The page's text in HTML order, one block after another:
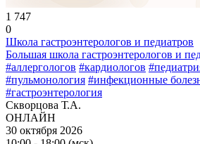
1 747
0
Школа гастроэнтерологов и педиатров
Большая школа гастроэнтерологов и
#аллергологов #кардиологов
#пульмонология #инфекционные
#гастроэнтерология
Скворцова Т.А.
ОНЛАЙН
30 октября 2026